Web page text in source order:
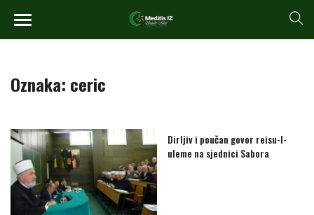
Oznaka: ceric
Dirljiv i poučan govor reisu-l-
uleme na sjednici Sabora